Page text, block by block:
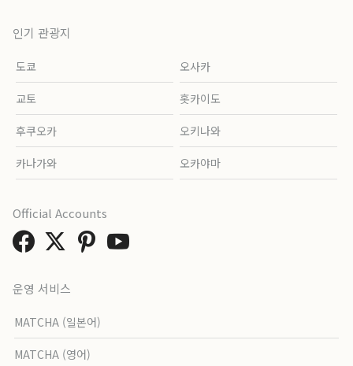
인기 관광지
도쿄 오사카
교토 홋카이도
후쿠오카 오키나와
카나가와 오카야마
운영 서비스
MATCHA (일본어)
MATCHA (영어)
Official Accounts